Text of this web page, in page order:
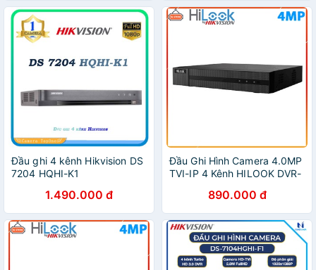
Đầu ghi 4 kênh Hikvision DS
7204 HQHI-K1
1.490.000 đ
Đầu Ghi Hình Camera 4.0MP
TVI-IP 4 Kênh HILOOK DVR-
890.000 đ